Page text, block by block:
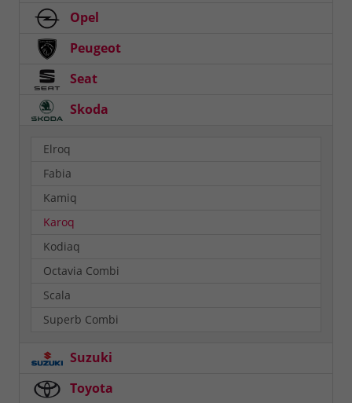
Opel
Peugeot
Seat
Skoda
Elroq
Fabia
Kamiq
Karoq
Kodiaq
Octavia Combi
Scala
Superb Combi
Suzuki
Toyota